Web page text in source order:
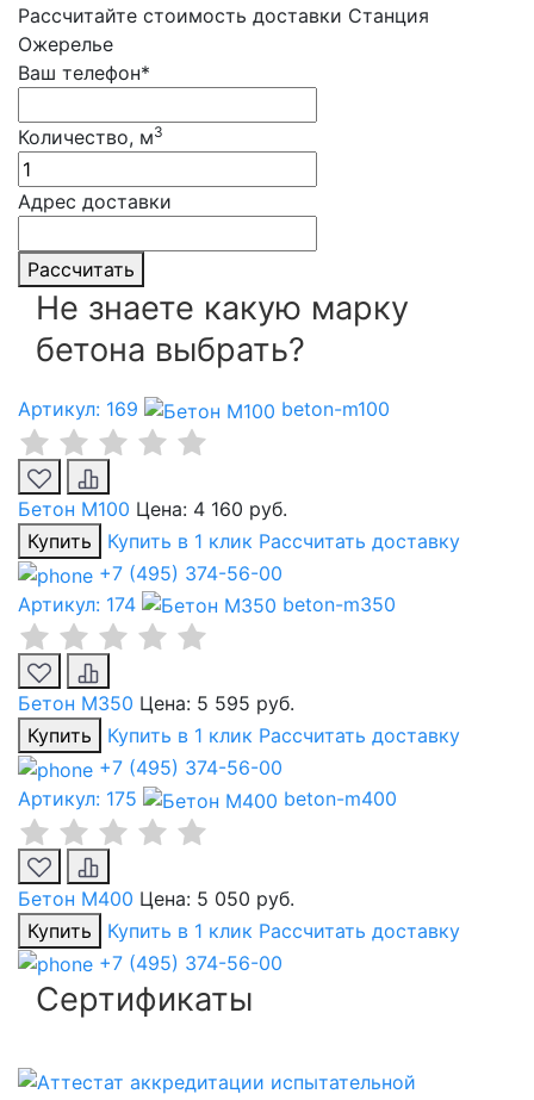
Рассчитайте стоимость доставки Станция
Ожерелье
Ваш телефон*
Количество, м3
Адрес доставки
Рассчитать
Не знаете какую марку
бетона выбрать?
Артикул: 169 beton-m100
Бетон М100 Цена: 4 160 руб.
Купить
Купить в 1 клик Рассчитать доставку
+7 (495) 374-56-00
Артикул: 174
beton-m350
Бетон М350 Цена: 5 595 руб.
Купить
Купить в 1 клик Рассчитать доставку
+7 (495) 374-56-00
Артикул: 175
beton-m400
Бетон М400 Цена: 5 050 руб.
Купить
Купить в 1 клик Рассчитать доставку
+7 (495) 374-56-00
Сертификаты